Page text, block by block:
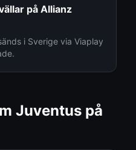
på Allianz
i Sverige via Viaplay
Juventus på